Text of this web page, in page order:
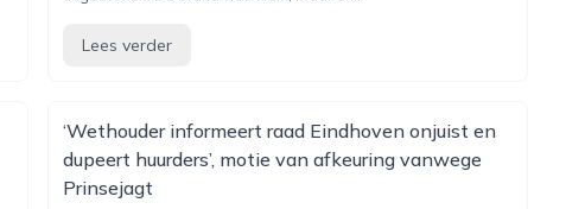
Lees verder
‘Wethouder informeert raad Eindhoven onjuist en
dupeert huurders’, motie van afkeuring vanwege
Prinsejagt